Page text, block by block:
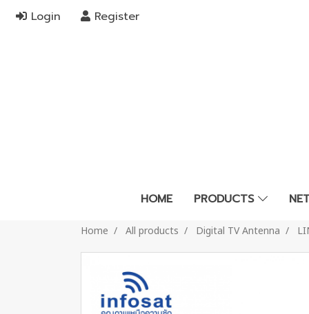
Login Register
HOME PRODUCTS
Home All products Digital TV Antenna